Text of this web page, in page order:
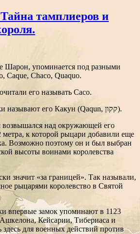
тамплиеров и
Шарон, упоминается под разными
Caque, Chaco, Quaquo.
его называть Caco.
Современные историки называют его Какун (Qaqun, קקון).
возвышался над окружающей его
к которой рыцари добавили еще
Возможно поэтому он и был выбран
высоты воинами королевства
значит «за границей». Так называли,
рыцарями королевство в Святой
впервые замок упоминают в 1123
Кейсарии, Тибериаса и
здесь для военных действий против